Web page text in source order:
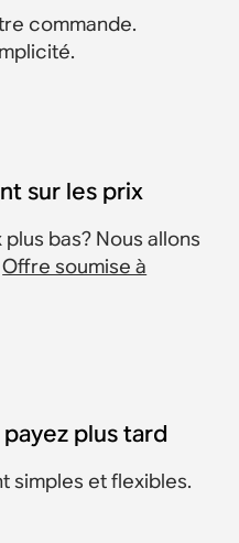
commande.
sur les prix
bas? Nous allons
Offre soumise à
plus tard
simples et flexibles.